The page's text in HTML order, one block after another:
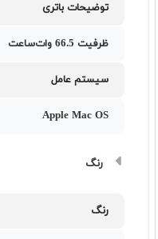
توضیحات باتری
ظرفیت 66.5 وات‌ساعت
سیستم عامل
Apple Mac OS
رنگ
رنگ